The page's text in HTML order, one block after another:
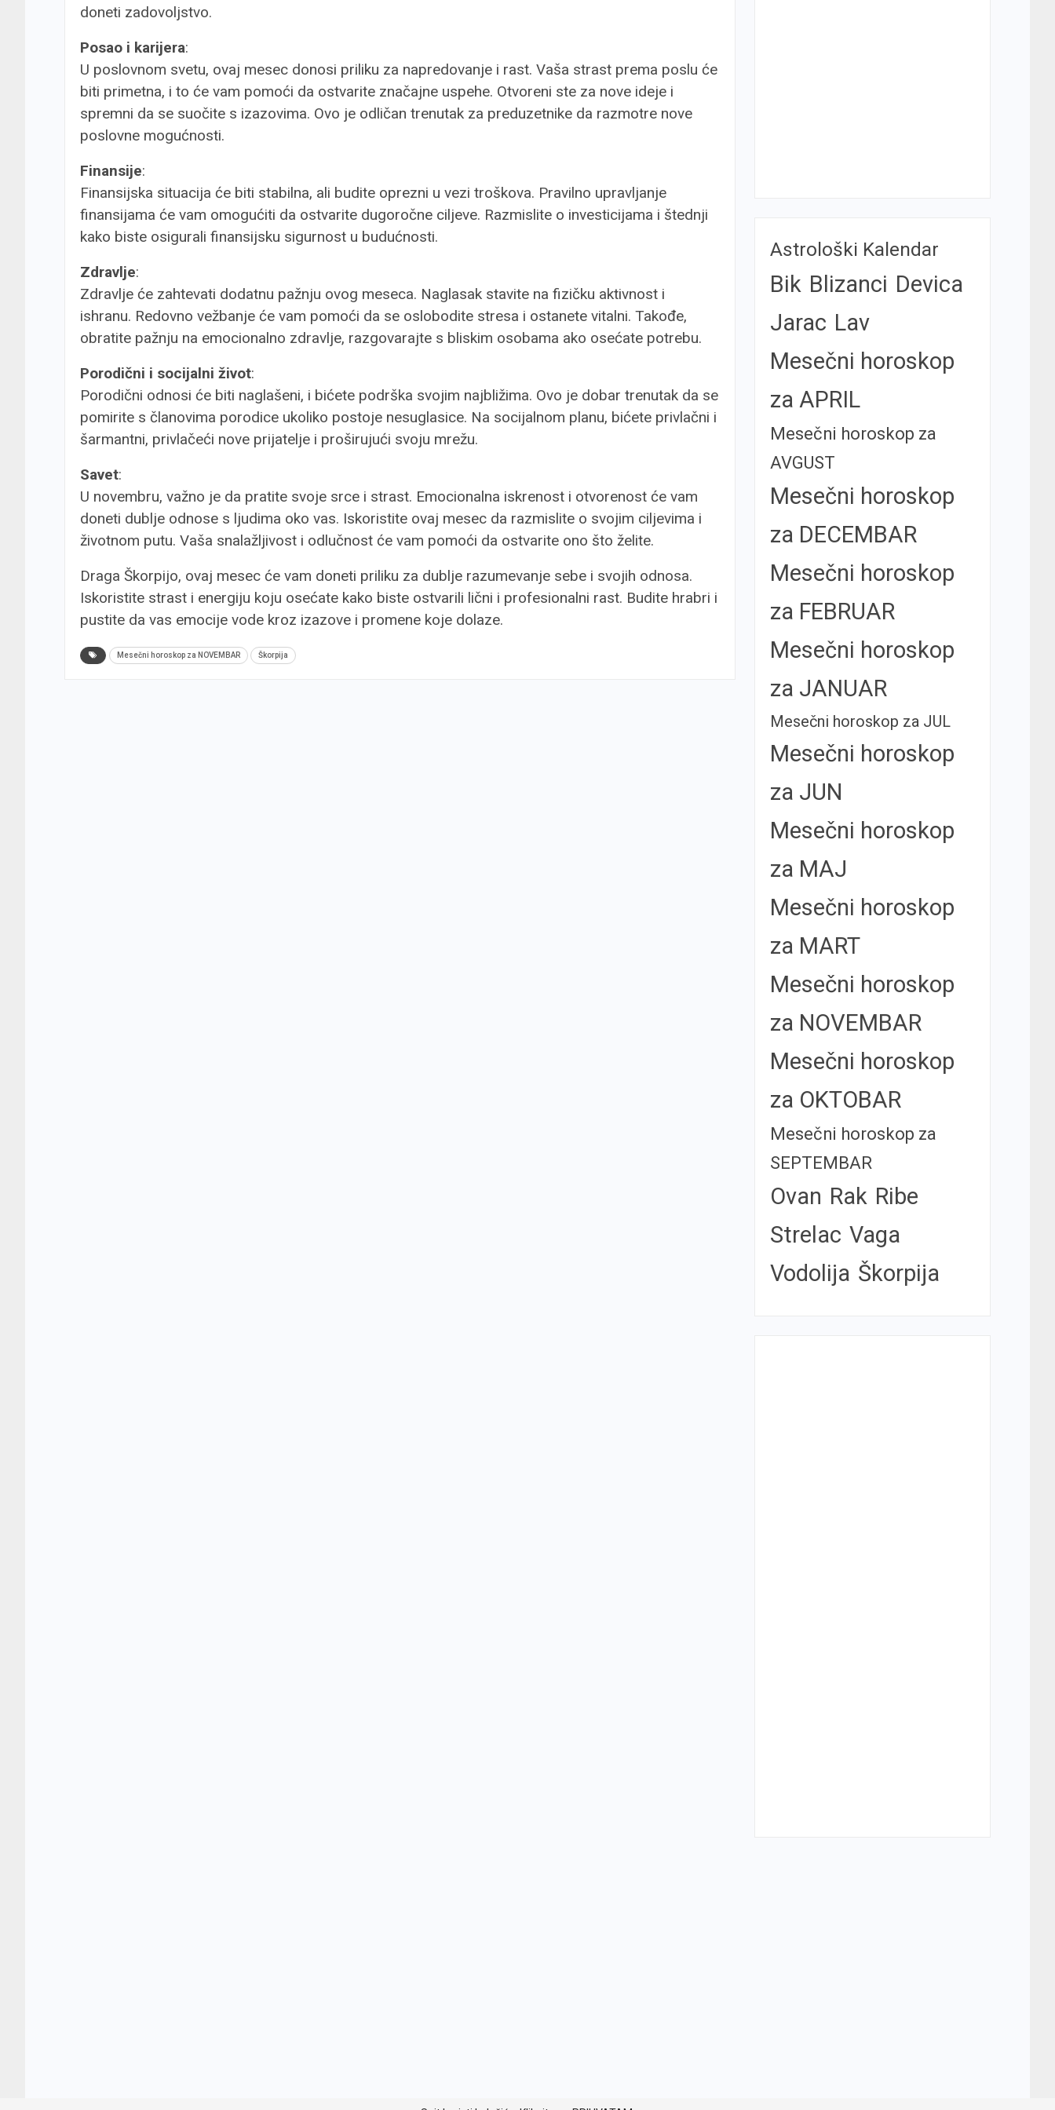
doneti zadovoljstvo.
Posao i karijera:
U poslovnom svetu, ovaj mesec donosi priliku za napredovanje i rast. Vaša strast prema poslu će
biti primetna, i to će vam pomoći da ostvarite značajne uspehe. Otvoreni ste za nove ideje i
spremni da se suočite s izazovima. Ovo je odličan trenutak za preduzetnike da razmotre nove
poslovne mogućnosti.
Finansije:
Finansijska situacija će biti stabilna, ali budite oprezni u vezi troškova. Pravilno upravljanje
finansijama će vam omogućiti da ostvarite dugoročne ciljeve. Razmislite o investicijama i štednji
kako biste osigurali finansijsku sigurnost u budućnosti.
Zdravlje:
Zdravlje će zahtevati dodatnu pažnju ovog meseca. Naglasak stavite na fizičku aktivnost i
ishranu. Redovno vežbanje će vam pomoći da se oslobodite stresa i ostanete vitalni. Takođe,
obratite pažnju na emocionalno zdravlje, razgovarajte s bliskim osobama ako osećate potrebu.
Porodični i socijalni život:
Porodični odnosi će biti naglašeni, i bićete podrška svojim najbližima. Ovo je dobar trenutak da se
pomirite s članovima porodice ukoliko postoje nesuglasice. Na socijalnom planu, bićete privlačni i
šarmantni, privlačeći nove prijatelje i proširujući svoju mrežu.
Savet:
U novembru, važno je da pratite svoje srce i strast. Emocionalna iskrenost i otvorenost će vam
doneti dublje odnose s ljudima oko vas. Iskoristite ovaj mesec da razmislite o svojim ciljevima i
životnom putu. Vaša snalažljivost i odlučnost će vam pomoći da ostvarite ono što želite.
Draga Škorpijo, ovaj mesec će vam doneti priliku za dublje razumevanje sebe i svojih odnosa.
Iskoristite strast i energiju koju osećate kako biste ostvarili lični i profesionalni rast. Budite hrabri i
pustite da vas emocije vode kroz izazove i promene koje dolaze.
Mesečni horoskop za NOVEMBAR Škorpija
Astrološki Kalendar
Bik Blizanci Devica
Jarac Lav
Mesečni horoskop
za APRIL
Mesečni horoskop za
AVGUST
Mesečni horoskop
za DECEMBAR
Mesečni horoskop
za FEBRUAR
Mesečni horoskop
za JANUAR
Mesečni horoskop za JUL
Mesečni horoskop
za JUN
Mesečni horoskop
za MAJ
Mesečni horoskop
za MART
Mesečni horoskop
za NOVEMBAR
Mesečni horoskop
za OKTOBAR
Mesečni horoskop za
SEPTEMBAR
Ovan Rak Ribe
Strelac Vaga
Vodolija Škorpija